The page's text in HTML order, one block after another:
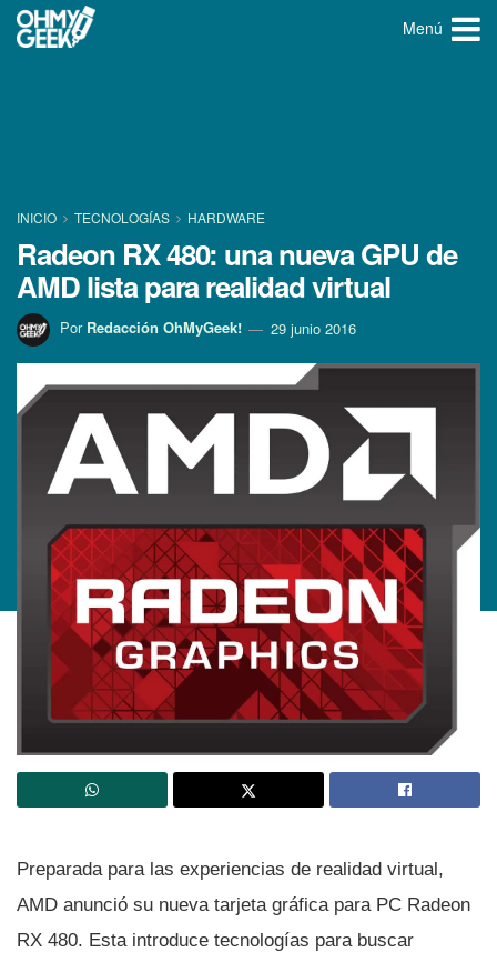
Menú
INICIO TECNOLOGÍ­AS HARDWARE
Radeon RX 480: una nueva GPU de
AMD lista para realidad virtual
Por Redacción OhMyGeek! 29 junio 2016
Preparada para las experiencias de realidad virtual,
AMD anunció su nueva tarjeta gráfica para PC Radeon
RX 480. Esta introduce tecnologí­as para buscar